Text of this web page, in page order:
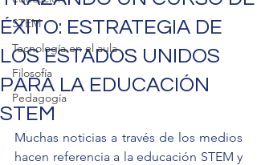
STEM
Tecnología en el aula
Filosofía
Pedagogía
ÉXITO: ESTRATEGIA DE
LOS ESTADOS UNIDOS
PARA LA EDUCACIÓN
STEM
Muchas noticias a través de los medios
hacen referencia a la educación STEM y